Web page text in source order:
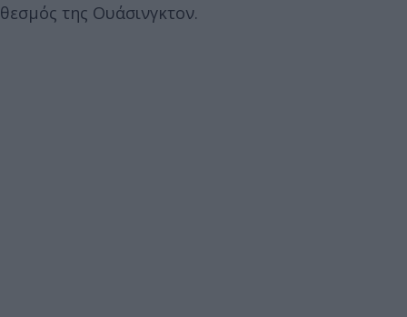
θεσμός της Ουάσινγκτον.